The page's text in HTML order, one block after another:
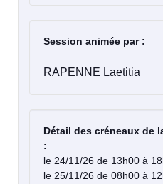
Session animée par :
RAPENNE Laetitia
Détail des créneaux de
:
le 24/11/26 de 13h00 à
le 25/11/26 de 08h00 à